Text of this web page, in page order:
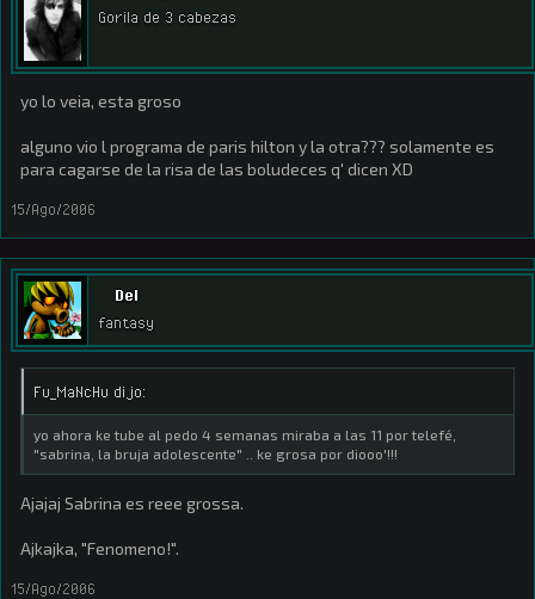
Gorila de 3 cabezas
yo lo veia, esta groso
alguno vio l programa de paris hilton y la otra??? solamente es
para cagarse de la risa de las boludeces q' dicen XD
15/Ago/2006
Del
fantasy
Fu_MaNcHu dijo:
yo ahora ke tube al pedo 4 semanas miraba a las 11 por telefé,
"sabrina, la bruja adolescente" .. ke grosa por diooo'!!!
Ajajaj Sabrina es reee grossa.
Ajkajka, "Fenomeno!".
15/Ago/2006